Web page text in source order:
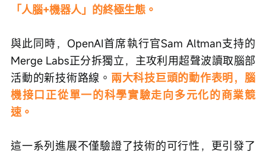
「人腦+機器人」的終極生態。
與此同時，OpenAI首席執行官Sam Altman支持的
Merge Labs正分拆獨立，主攻利用超聲波讀取腦部
活動的新技術路線。 兩大科技巨頭的動作表明，腦
機接口正從單一的科學實驗走向多元化的商業競
速。
這一系列進展不僅驗證了技術的可行性，更引發了